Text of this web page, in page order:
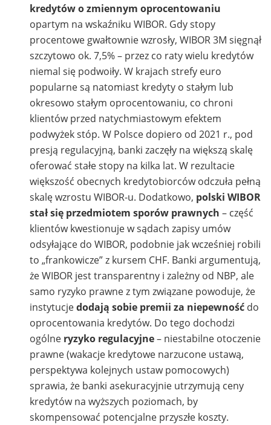
kredytów o zmiennym oprocentowaniu
opartym na wskaźniku WIBOR. Gdy stopy
procentowe gwałtownie wzrosły, WIBOR 3M sięgnął
szczytowo ok. 7,5% – przez co raty wielu kredytów
niemal się podwoiły. W krajach strefy euro
popularne są natomiast kredyty o stałym lub
okresowo stałym oprocentowaniu, co chroni
klientów przed natychmiastowym efektem
podwyżek stóp. W Polsce dopiero od 2021 r., pod
presją regulacyjną, banki zaczęły na większą skalę
oferować stałe stopy na kilka lat. W rezultacie
większość obecnych kredytobiorców odczuła pełną
skalę wzrostu WIBOR-u. Dodatkowo, polski WIBOR
stał się przedmiotem sporów prawnych – część
klientów kwestionuje w sądach zapisy umów
odsyłające do WIBOR, podobnie jak wcześniej robili
to „frankowicze” z kursem CHF. Banki argumentują,
że WIBOR jest transparentny i zależny od NBP, ale
samo ryzyko prawne z tym związane powoduje, że
instytucjedodają sobie premii za niepewność do
oprocentowania kredytów. Do tego dochodzi
ogólne ryzyko regulacyjne– niestabilne otoczenie
prawne (wakacje kredytowe narzucone ustawą,
perspektywa kolejnych ustaw pomocowych)
sprawia, że banki asekuracyjnie utrzymują ceny
kredytów na wyższych poziomach, by
skompensować potencjalne przyszłe koszty.